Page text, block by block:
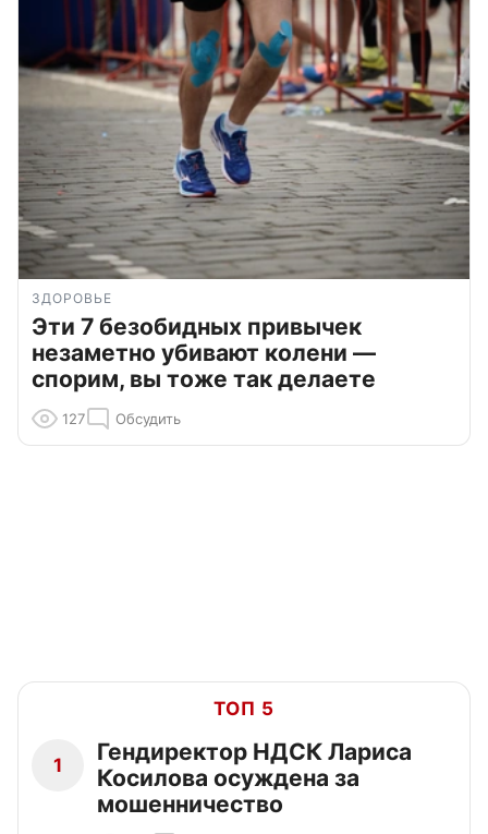
ЗДОРОВЬЕ
Эти 7 безобидных привычек
незаметно убивают колени —
спорим, вы тоже так делаете
127 Обсудить
ТОП 5
1
Гендиректор НДСК Лариса
Косилова осуждена за
мошенничество